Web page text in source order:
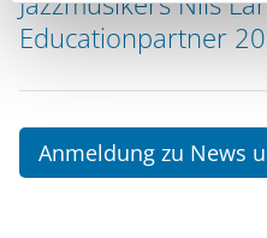
Educationpartner
Anmeldung zu News